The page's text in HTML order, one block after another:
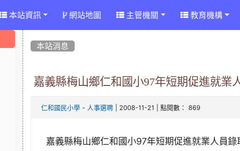
本站資訊 網站地圖 主管機關 教育機構
本站消息
嘉義縣梅山鄉仁和國小97年短期促進就業
仁和國民小學 - 人事選聘 | 2008-11-21 | 點閱數： 869
嘉義縣梅山鄉仁和國小97年短期促進就業人員錄